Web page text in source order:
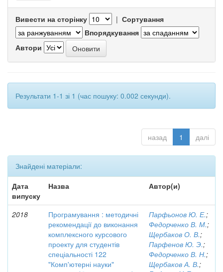
Вивести на сторінку | Сортування
Впорядкування
Автори
Результати 1-1 зі 1 (час пошуку: 0.002 секунди).
назад 1 далі
Знайдені матеріали:
Дата
випуску
Назва Автор(и)
2018
Програмування : методичні
рекомендації до виконання
комплексного курсового
проекту для студентів
спеціальності 122
"Комп'ютерні науки"
Парфьонов Ю. Е.;
Федорченко В. М.;
Щербаков О. В.;
Парфенов Ю. Э.;
Федорченко В. Н.;
Щербаков А. В.;